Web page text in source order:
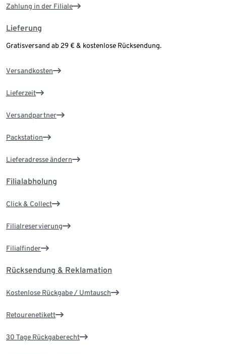
Zahlung in der Filiale
Lieferung
Gratisversand ab 29 € & kostenlose Rücksendung.
Versandkosten
Lieferzeit
Versandpartner
Packstation
Lieferadresse ändern
Filialabholung
Click & Collect
Filialreservierung
Filialfinder
Rücksendung & Reklamation
Kostenlose Rückgabe / Umtausch
Retourenetikett
30 Tage Rückgaberecht